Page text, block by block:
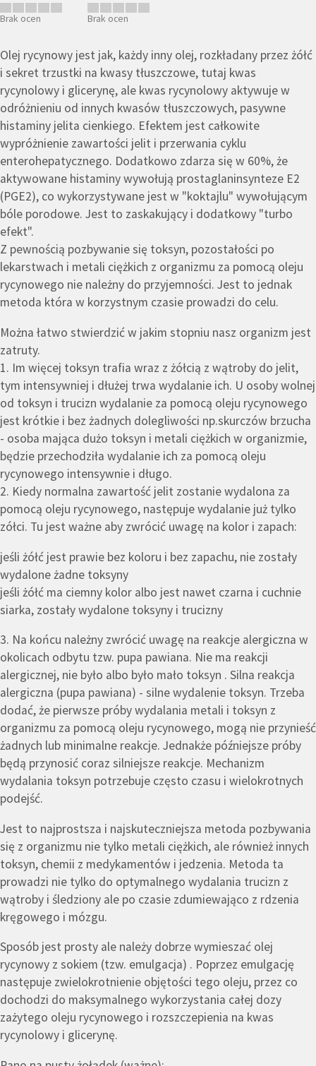
Brak ocen Brak ocen
Olej rycynowy jest jak, każdy inny olej, rozkładany przez żółć
i sekret trzustki na kwasy tłuszczowe, tutaj kwas
rycynolowy i glicerynę, ale kwas rycynolowy aktywuje w
odróżnieniu od innych kwasów tłuszczowych, pasywne
histaminy jelita cienkiego. Efektem jest całkowite
wypróżnienie zawartości jelit i przerwania cyklu
enterohepatycznego. Dodatkowo zdarza się w 60%, że
aktywowane histaminy wywołują prostaglaninsynteze E2
(PGE2), co wykorzystywane jest w "koktajlu" wywołującym
bóle porodowe. Jest to zaskakujący i dodatkowy "turbo
efekt".
Z pewnością pozbywanie się toksyn, pozostałości po
lekarstwach i metali ciężkich z organizmu za pomocą oleju
rycynowego nie należny do przyjemności. Jest to jednak
metoda która w korzystnym czasie prowadzi do celu.
Można łatwo stwierdzić w jakim stopniu nasz organizm jest
zatruty.
1. Im więcej toksyn trafia wraz z żółcią z wątroby do jelit,
tym intensywniej i dłużej trwa wydalanie ich. U osoby wolnej
od toksyn i trucizn wydalanie za pomocą oleju rycynowego
jest krótkie i bez żadnych dolegliwości np.skurczów brzucha
- osoba mająca dużo toksyn i metali ciężkich w organizmie,
będzie przechodziła wydalanie ich za pomocą oleju
rycynowego intensywnie i długo.
2. Kiedy normalna zawartość jelit zostanie wydalona za
pomocą oleju rycynowego, następuje wydalanie już tylko
zółci. Tu jest ważne aby zwrócić uwagę na kolor i zapach:
jeśli żółć jest prawie bez koloru i bez zapachu, nie zostały
wydalone żadne toksyny
jeśli żółć ma ciemny kolor albo jest nawet czarna i cuchnie
siarka, zostały wydalone toksyny i trucizny
3. Na końcu należny zwrócić uwagę na reakcje alergiczna w
okolicach odbytu tzw. pupa pawiana. Nie ma reakcji
alergicznej, nie było albo było mało toksyn . Silna reakcja
alergiczna (pupa pawiana) - silne wydalenie toksyn. Trzeba
dodać, że pierwsze próby wydalania metali i toksyn z
organizmu za pomocą oleju rycynowego, mogą nie przynieść
żadnych lub minimalne reakcje. Jednakże późniejsze próby
będą przynosić coraz silniejsze reakcje. Mechanizm
wydalania toksyn potrzebuje często czasu i wielokrotnych
podejść.
Jest to najprostsza i najskuteczniejsza metoda pozbywania
się z organizmu nie tylko metali ciężkich, ale również innych
toksyn, chemii z medykamentów i jedzenia. Metoda ta
prowadzi nie tylko do optymalnego wydalania trucizn z
wątroby i śledziony ale po czasie zdumiewająco z rdzenia
kręgowego i mózgu.
Sposób jest prosty ale należy dobrze wymieszać olej
rycynowy z sokiem (tzw. emulgacja) . Poprzez emulgację
następuje zwielokrotnienie objętości tego oleju, przez co
dochodzi do maksymalnego wykorzystania całej dozy
zażytego oleju rycynowego i rozszczepienia na kwas
rycynolowy i glicerynę.